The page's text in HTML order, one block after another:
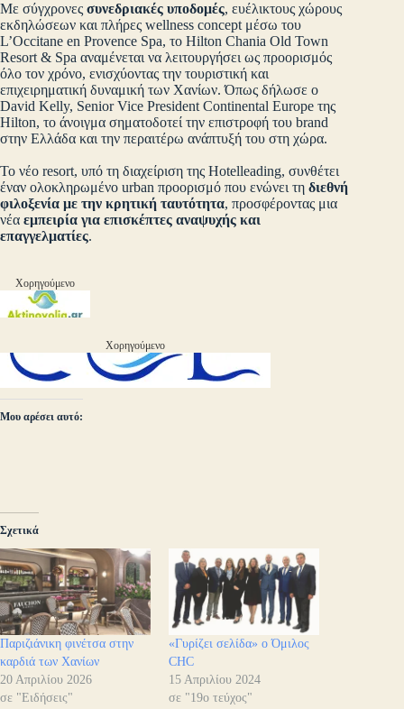
Με σύγχρονες συνεδριακές υποδομές, ευέλικτους χώρους
εκδηλώσεων και πλήρες wellness concept μέσω του
L’Occitane en Provence Spa, το Hilton Chania Old Town
Resort & Spa αναμένεται να λειτουργήσει ως προορισμός
όλο τον χρόνο, ενισχύοντας την τουριστική και
επιχειρηματική δυναμική των Χανίων. Όπως δήλωσε ο
David Kelly, Senior Vice President Continental Europe της
Hilton, το άνοιγμα σηματοδοτεί την επιστροφή του brand
στην Ελλάδα και την περαιτέρω ανάπτυξή του στη χώρα.
Το νέο resort, υπό τη διαχείριση της Hotelleading, συνθέτει
έναν ολοκληρωμένο urban προορισμό που ενώνει τη διεθνή
φιλοξενία με την κρητική ταυτότητα, προσφέροντας μια
νέα εμπειρία για επισκέπτες αναψυχής και
επαγγελματίες.
Χορηγούμενο
Χορηγούμενο
Μου αρέσει αυτό:
Σχετικά
Παριζιάνικη φινέτσα στην
καρδιά των Χανίων
20 Απριλίου 2026
σε "Ειδήσεις"
«Γυρίζει σελίδα» ο Όμιλος
CHC
15 Απριλίου 2024
σε "19ο τεύχος"